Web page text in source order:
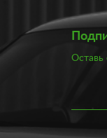
авто,
Оставь